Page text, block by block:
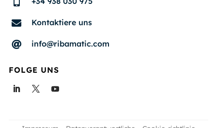
 Kontaktiere uns
 info@ribamatic.com
FOLGE UNS